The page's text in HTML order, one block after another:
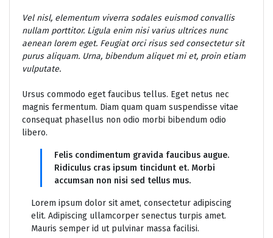
Vel nisl, elementum viverra sodales euismod convallis
nullam porttitor. Ligula enim nisi varius ultrices nunc
aenean lorem eget. Feugiat orci risus sed consectetur sit
purus aliquam. Urna, bibendum aliquet mi et, proin etiam
vulputate.
Ursus commodo eget faucibus tellus. Eget netus nec
magnis fermentum. Diam quam quam suspendisse vitae
consequat phasellus non odio morbi bibendum odio
libero.
Felis condimentum gravida faucibus augue.
Ridiculus cras ipsum tincidunt et. Morbi
accumsan non nisi sed tellus mus.
Lorem ipsum dolor sit amet, consectetur adipiscing
elit. Adipiscing ullamcorper senectus turpis amet.
Mauris semper id ut pulvinar massa facilisi.